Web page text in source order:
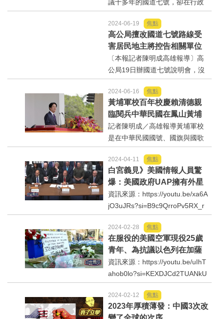
議十多年的國道七號，卻在行政
院通過後馬上急轉彎，地主和居
民都覺得有不可告人內情，懷疑
其中有官商勾結，圖利不法，高
雄市議員邱于軒就在說明會上提
出質疑，引來國公局規劃組長...
2024-06-19 焦點
高公局擅改國道七號路線受
害居民地主將控告相關單位
和承辦人員違法濫權
〔本報記者陳明成高雄報導〕高
公局19日辦國道七號說明會，沒
有通知地主，想要蒙混過關，這
幾天承包商卻加快腳步在農地上
釘椿，地主們懷疑中華民國民進
黨政府與國家級工程顧問公司組
詐騙集團，涉嫌以優化路線當...
2024-06-16 焦點
黃埔軍校百年校慶賴清德親
臨閱兵中華民國在鳳山黃埔
精神傳揚鳳山百年不變愛國
心
記者陳明成／高雄報導黃埔軍校
是在中華民國國號、國旗與國歌
中誕生，政府播遷來臺後，亦隨
之在高雄鳳山復校；賴清德今天
南下主持校慶典禮，陸軍官校表
示，中華民國在哪裡，黃埔精神
就在哪裡，無論是百年前...
2024-04-11 焦點
白宮義見》美國情報人員驚
爆：美國政府UAP擁有外星
生物大搞逆向工程技術⋯
資訊來源：https://youtu.be/xa6A
jO3uJRs?si=B9c9QrroPv5RX_r
V
2024-02-28 焦點
在服役的美國空軍現役25歲
青年、為抗議以色列在加薩
種族滅絕軍事行動而自焚身
亡！
資訊來源：https://youtu.be/uIhT
ahob0lo?si=KEXDJCd2TUANkU
KW
2024-02-12 焦點
2023年厚積薄發：中國3次改